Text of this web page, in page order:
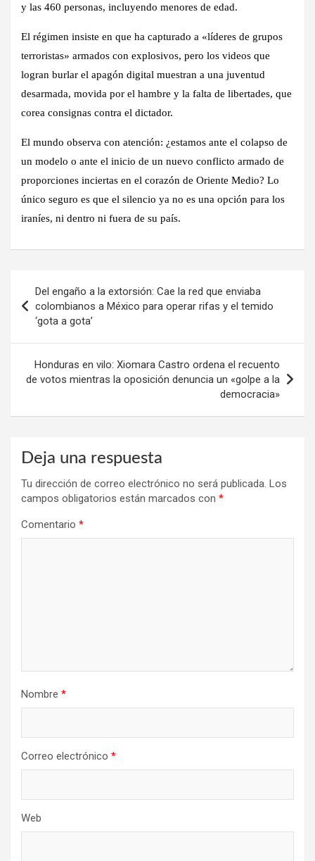
y las 460 personas, incluyendo menores de edad.
El régimen insiste en que ha capturado a «líderes de grupos
terroristas» armados con explosivos, pero los videos que
logran burlar el apagón digital muestran a una juventud
desarmada, movida por el hambre y la falta de libertades, que
corea consignas contra el dictador.
El mundo observa con atención: ¿estamos ante el colapso de
un modelo o ante el inicio de un nuevo conflicto armado de
proporciones inciertas en el corazón de Oriente Medio? Lo
único seguro es que el silencio ya no es una opción para los
iraníes, ni dentro ni fuera de su país.
de
entradas
Del engaño a la extorsión: Cae la red que enviaba
colombianos a México para operar rifas y el temido
‘gota a gota’
Honduras en vilo: Xiomara Castro ordena el recuento
de votos mientras la oposición denuncia un «golpe a la
democracia»
Deja una respuesta
Tu dirección de correo electrónico no será publicada. Los
campos obligatorios están marcados con *
Comentario *
Nombre *
Correo electrónico *
Web